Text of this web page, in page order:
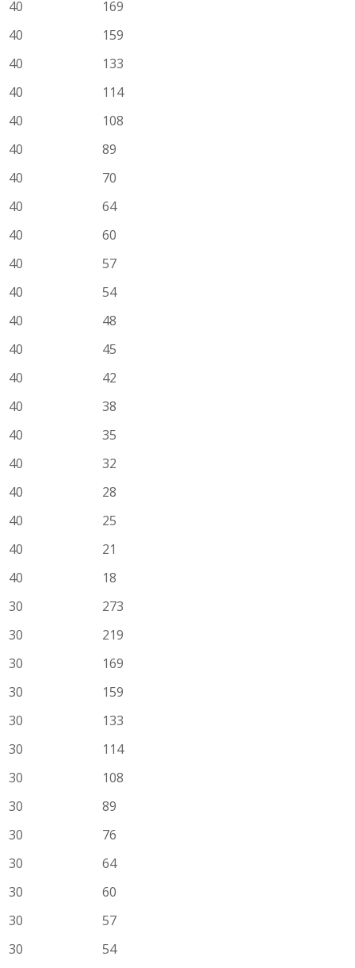
40
169
40
159
40
133
40
114
40
108
40
89
40
70
40
64
40
60
40
57
40
54
40
48
40
45
40
42
40
38
40
35
40
32
40
28
40
25
40
21
40
18
30
273
30
219
30
169
30
159
30
133
30
114
30
108
30
89
30
76
30
64
30
60
30
57
30
54